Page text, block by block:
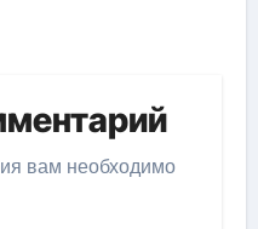
вам необходимо